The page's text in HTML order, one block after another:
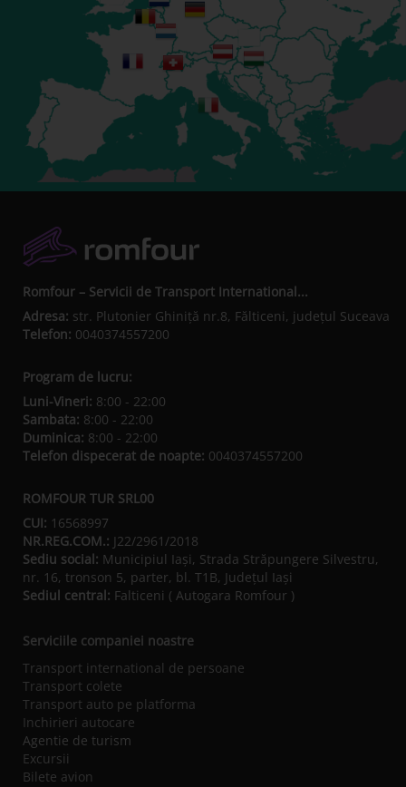
Romfour – Servicii de Transport International...
Adresa: str. Plutonier Ghiniţă nr.8, Fălticeni, judeţul Suceava
Telefon: 0040374557200
Program de lucru:
Luni-Vineri: 8:00 - 22:00
Sambata: 8:00 - 22:00
Duminica: 8:00 - 22:00
Telefon dispecerat de noapte: 0040374557200
ROMFOUR TUR SRL00
CUI: 16568997
NR.REG.COM.: J22/2961/2018
Sediu social: Municipiul Iaşi, Strada Străpungere Silvestru,
nr. 16, tronson 5, parter, bl. T1B, Județul Iaşi
Sediul central: Falticeni ( Autogara Romfour )
Serviciile companiei noastre
Transport international de persoane
Transport colete
Transport auto pe platforma
Inchirieri autocare
Agentie de turism
Excursii
Bilete avion